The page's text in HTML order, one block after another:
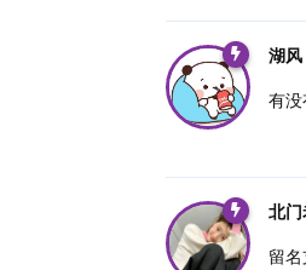
湖风
有
北
留名